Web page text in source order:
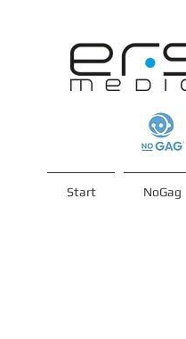
Start NoGag